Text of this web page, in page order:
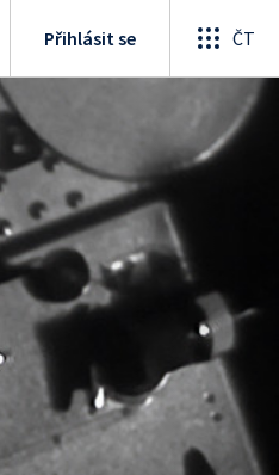
Přihlásit se ČT